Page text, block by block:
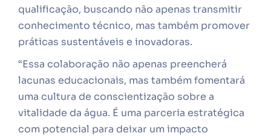
qualificação, buscando não apenas transmitir
conhecimento técnico, mas também promover
práticas sustentáveis e inovadoras.
“Essa colaboração não apenas preencherá
lacunas educacionais, mas também fomentará
uma cultura de conscientização sobre a
vitalidade da água. É uma parceria estratégica
com potencial para deixar um impacto